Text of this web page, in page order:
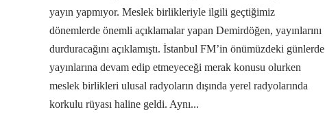
yayın yapmıyor. Meslek birlikleriyle ilgili geçtiğimiz
dönemlerde önemli açıklamalar yapan Demirdöğen, yayınlarını
durduracağını açıklamıştı. İstanbul FM’in önümüzdeki günlerde
yayınlarına devam edip etmeyeceği merak konusu olurken
meslek birlikleri ulusal radyoların dışında yerel radyolarında
korkulu rüyası haline geldi. Aynı...